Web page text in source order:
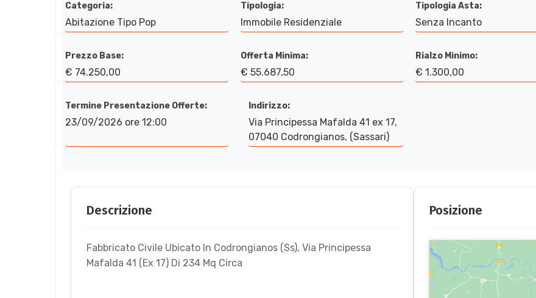
Categoria:
Abitazione Tipo Pop
Tipologia:
Immobile Residenziale
Tipologia Asta:
Senza Incanto
Prezzo Base:
€ 74.250,00
Offerta Minima:
€ 55.687,50
Rialzo Minimo:
€ 1.300,00
Termine Presentazione Offerte:
23/09/2026 ore 12:00
Indirizzo:
Via Principessa Mafalda 41 ex 17,
07040 Codrongianos, (Sassari)
Descrizione
Fabbricato Civile Ubicato In Codrongianos (Ss), Via Principessa
Mafalda 41 (Ex 17) Di 234 Mq Circa
Posizione